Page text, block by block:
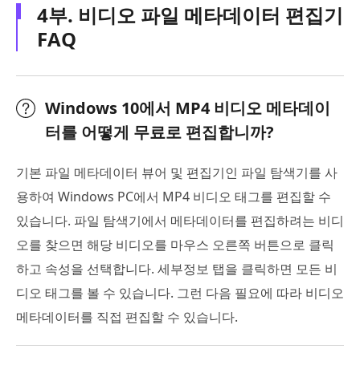
4부. 비디오 파일 메타데이터 편집기
FAQ
Windows 10에서 MP4 비디오 메타데이
터를 어떻게 무료로 편집합니까?
기본 파일 메타데이터 뷰어 및 편집기인 파일 탐색기를 사
용하여 Windows PC에서 MP4 비디오 태그를 편집할 수
있습니다. 파일 탐색기에서 메타데이터를 편집하려는 비디
오를 찾으면 해당 비디오를 마우스 오른쪽 버튼으로 클릭
하고 속성을 선택합니다. 세부정보 탭을 클릭하면 모든 비
디오 태그를 볼 수 있습니다. 그런 다음 필요에 따라 비디오
메타데이터를 직접 편집할 수 있습니다.